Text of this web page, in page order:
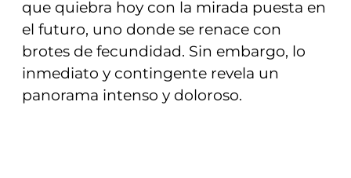
que quiebra hoy con la mirada puesta en
el futuro, uno donde se renace con
brotes de fecundidad. Sin embargo, lo
inmediato y contingente revela un
panorama intenso y doloroso.